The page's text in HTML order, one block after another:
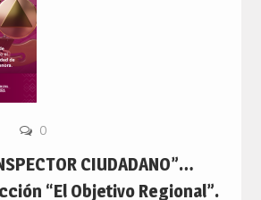
0
CIUDADANO”…
“El Objetivo Regional”.